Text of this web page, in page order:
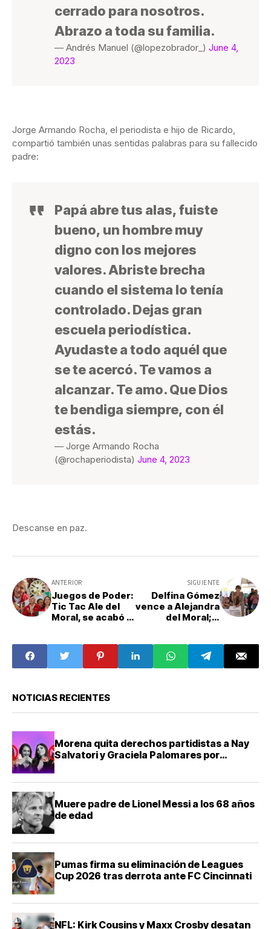
cerrado para nosotros.
Abrazo a toda su familia.
— Andrés Manuel (@lopezobrador_) June 4,
2023
Jorge Armando Rocha, el periodista e hijo de Ricardo,
compartió también unas sentidas palabras para su fallecido
padre:
Papá abre tus alas, fuiste
bueno, un hombre muy
digno con los mejores
valores. Abriste brecha
cuando el sistema lo tenía
controlado. Dejas gran
escuela periodística.
Ayudaste a todo aquél que
se te acercó. Te vamos a
alcanzar. Te amo. Que Dios
te bendiga siempre, con él
estás.
— Jorge Armando Rocha
(@rochaperiodista) June 4, 2023
Descanse en paz.
ANTERIOR
Juegos de Poder:
Tic Tac Ale del
Moral, se acabó el
SIGUIENTE
Delfina Gómez
vence a Alejandra
del Moral; 3
NOTICIAS RECIENTES
Morena quita derechos partidistas a Nay
Salvatori y Graciela Palomares por
Muere padre de Lionel Messi a los 68 años
de edad
Pumas firma su eliminación de Leagues
Cup 2026 tras derrota ante FC Cincinnati
NFL: Kirk Cousins y Maxx Crosby desatan